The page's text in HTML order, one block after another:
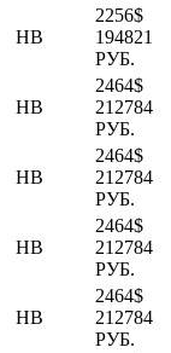
HB
2256$
194821
РУБ.
HB
2464$
212784
РУБ.
HB
2464$
212784
РУБ.
HB
2464$
212784
РУБ.
HB
2464$
212784
РУБ.